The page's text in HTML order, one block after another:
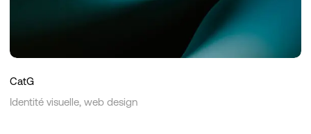
CatG
Identité visuelle, web design